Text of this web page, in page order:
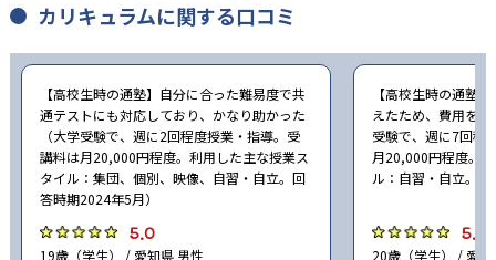
カリキュラムに関する口コミ
【高校生時の通塾】自分に合った難易度で共
通テストにも対応しており、かなり助かった
（大学受験で、週に2回程度授業・指導。受
講料は月20,000円程度。利用した主な授業ス
タイル：集団、個別、映像、自習・自立。回
答時期2024年5月）
5.0
19歳（学生） / 愛知県 男性
【高校生時の通塾
えたため、費用を
受験で、週に7回程
月20,000円程度。
ル：自習・自立。
5.0
20歳（学生） / 愛知